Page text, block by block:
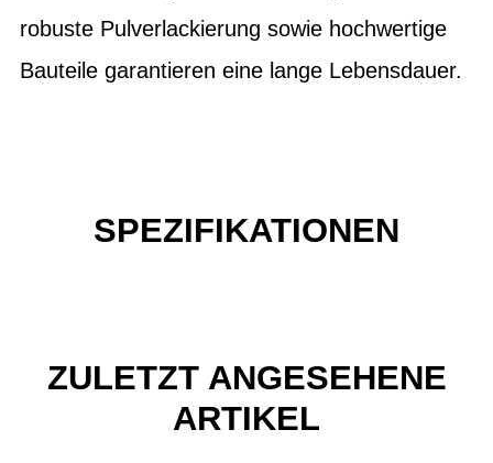
robuste Pulverlackierung sowie hochwertige
Bauteile garantieren eine lange Lebensdauer.
SPEZIFIKATIONEN
ZULETZT ANGESEHENE
ARTIKEL